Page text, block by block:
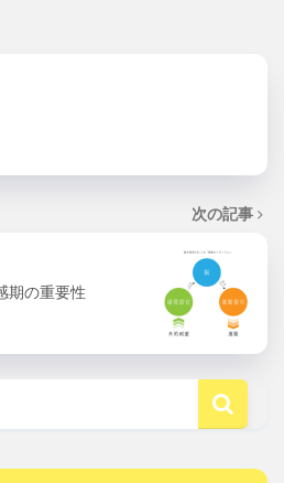
次の記事
期の重要性